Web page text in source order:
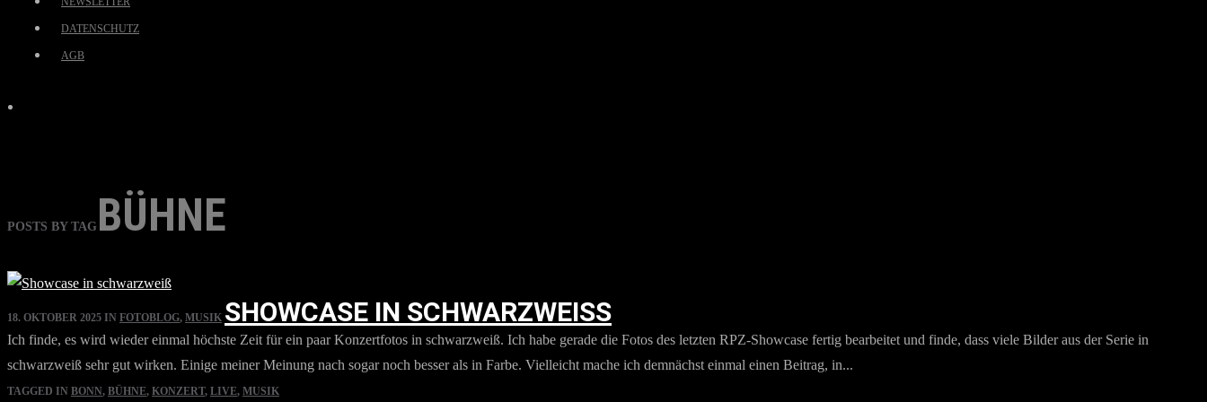
DATENSCHUTZ
AGB
POSTS BY TAG BÜHNE
18. OKTOBER 2025 IN FOTOBLOG, MUSIK SHOWCASE IN SCHWARZWEISS
Ich finde, es wird wieder einmal höchste Zeit für ein paar Konzertfotos in schwarzweiß. Ich habe gerade die Fotos des letzten RPZ-Showcase fertig bearbeitet und finde, dass viele Bilder aus der Serie in
schwarzweiß sehr gut wirken. Einige meiner Meinung nach sogar noch besser als in Farbe. Vielleicht mache ich demnächst einmal einen Beitrag, in...
TAGGED IN BONN, BÜHNE, KONZERT, LIVE, MUSIK